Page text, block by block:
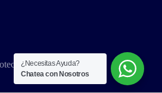
¿Necesitas Ayuda?
Chatea con Nosotros